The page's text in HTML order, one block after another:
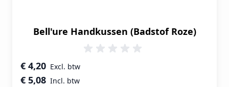
Bell'ure Handkussen (Badstof Roze)
Speciale prijs
€ 5,08
€ 4,20